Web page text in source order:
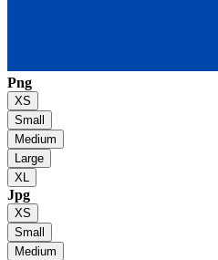
Png
XS
Small
Medium
Large
XL
Jpg
XS
Small
Medium